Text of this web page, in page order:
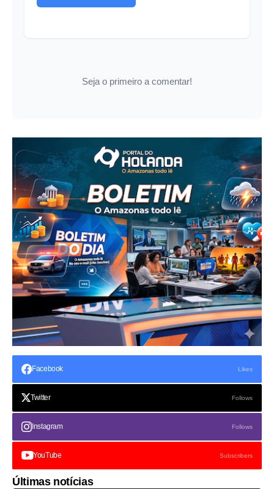
Seja o primeiro a comentar!
Facebook Likes
Twitter Follows
Instagram Follows
YouTube Subscribers
Últimas notícias